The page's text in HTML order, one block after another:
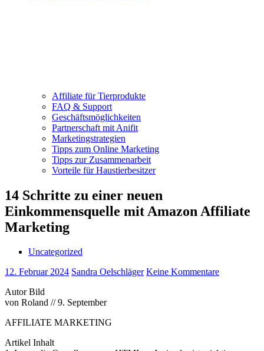
Affiliate für Tierprodukte
FAQ & Support
Geschäftsmöglichkeiten
Partnerschaft mit Anifit
Marketingstrategien
Tipps zum Online Marketing
Tipps zur Zusammenarbeit
Vorteile für Haustierbesitzer
14 Schritte zu einer neuen
Einkommensquelle mit Amazon Affiliate
Marketing
Uncategorized
12. Februar 2024 Sandra Oelschläger Keine Kommentare
Autor Bild
von Roland // 9. September
AFFILIATE MARKETING
Artikel Inhalt